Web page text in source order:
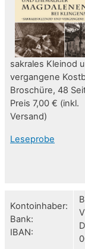
sakrales Kleinod
vergangene
Broschüre, 48
Preis 7,00 € (inkl.
Versand)
Leseprobe
Kontoinhaber:
Bank:
IBAN: